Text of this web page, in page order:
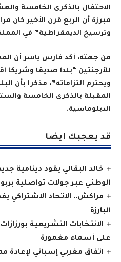
الاحتفال بالذكرى الخامسة
مبرزة أن الربع قرن الأخير كان
وترسيخ الديمقراطية” في
من جهته، أكد فارس ياسر أن
للأرجنتين “بلدا صديقا وشريكا
ويحترم التزاماته”، مذكرا بأن
المقبلة بالذكرى الخامسة
الدبلوماسية.
قد يعجبك ايضا
خالد البقالي يقود دينامية
الوطني عبر جولات تواصلية
مراكش.. الاتحاد الاشتراكي
البارزة
الانتخابات التشريعية
على أسماء مغمورة
اتفاق مغربي إسباني لإعادة